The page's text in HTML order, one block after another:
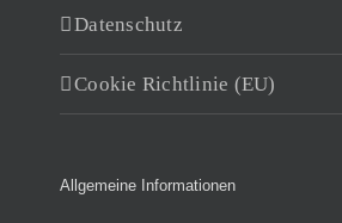
Datenschutz
Cookie Richtlinie (EU)
Allgemeine Informationen